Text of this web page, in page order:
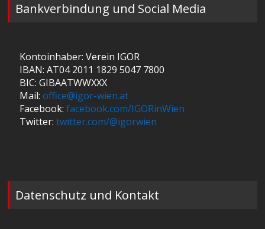
Bankverbindung und Social Media
Kontoinhaber: Verein IGOR
IBAN: AT04 2011 1829 5047 7800
BIC: GIBAATWWXXX
Mail:office@igor-wien.at
Facebook:facebook.com/IGORinWien
Twitter:twitter.com/@igorwien
Datenschutz und Kontakt